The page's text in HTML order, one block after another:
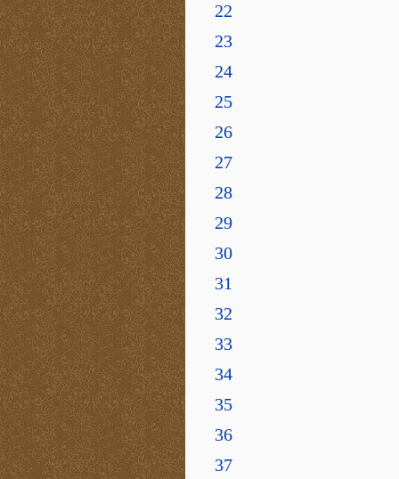
22
23
24
25
26
27
28
29
30
31
32
33
34
35
36
37